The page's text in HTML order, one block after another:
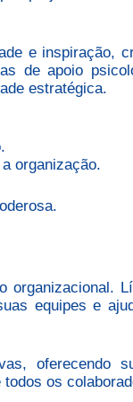
e inspiração,
de apoio
estratégica.
organização.
organizacional.
equipes e
oferecendo
os